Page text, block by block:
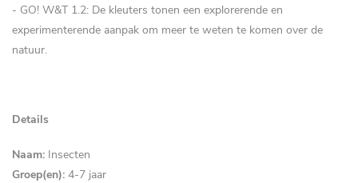
- GO! W&T 1.2: De kleuters tonen een explorerende en
experimenterende aanpak om meer te weten te komen over de
natuur.
Details
Naam: Insecten
Groep(en): 4-7 jaar